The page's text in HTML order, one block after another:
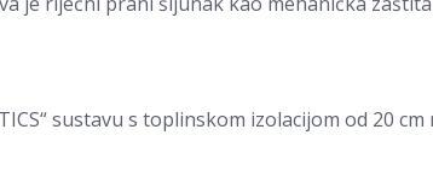
sustavu s toplinskom izolacijom od 20